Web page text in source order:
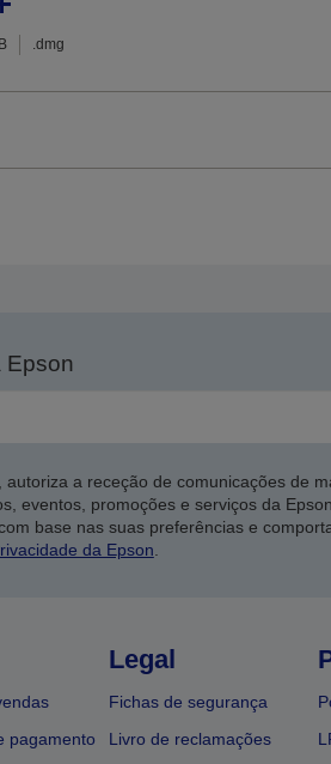
.dmg
Epson
a receção de comunicações de
eventos, promoções e serviços da
base nas suas preferências e
da Epson.
pagamento
Legal
Fichas de segurança
Livro de reclamações